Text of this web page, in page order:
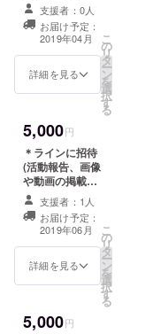
ト
支援者：0人
お届け予定：
2019年04月
詳細を見る
こ
の
リ
タ
ー
ン
を
選
択
す
る
5,000円
＊ラインに招待
(活動報告、画像
や動画の掲載、
質疑応答) ＊お礼
のメッセージ動
画 私が撮った写
真や動画に言葉
をのせて、感謝
を伝えます！ ＊
支援者：1人
お届け予定：
2019年06月
詳細を見る
こ
の
リ
タ
ー
ン
を
選
択
す
る
5,000円